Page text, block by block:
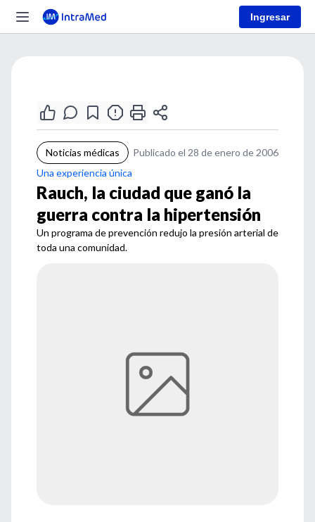
Ingresar
Noticias médicas
Publicado el 28 de enero de 2006
Una experiencia única
Rauch, la ciudad que ganó la
guerra contra la hipertensión
Un programa de prevención redujo la presión arterial de
toda una comunidad.